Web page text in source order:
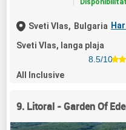
Sveti Vlas, Bulgaria
Sveti Vlas, langa plaja
8.5/10
All Inclusive
9. Litoral - Garden Of